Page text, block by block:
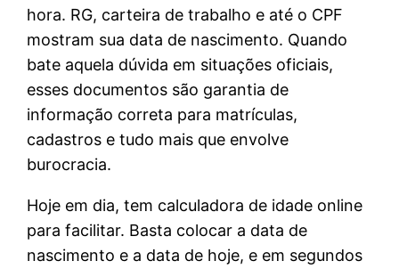
hora. RG, carteira de trabalho e até o CPF
mostram sua data de nascimento. Quando
bate aquela dúvida em situações oficiais,
esses documentos são garantia de
informação correta para matrículas,
cadastros e tudo mais que envolve
burocracia.
Hoje em dia, tem calculadora de idade online
para facilitar. Basta colocar a data de
nascimento e a data de hoje, e em segundos